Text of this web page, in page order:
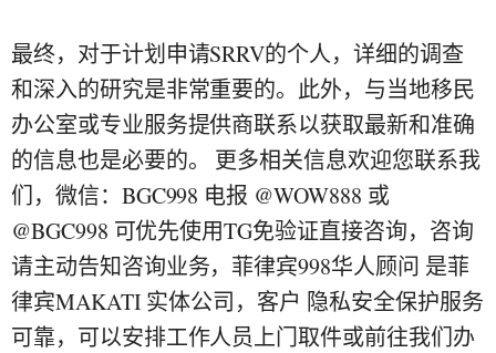
最终，对于计划申请SRRV的个人，详细的调查
和深入的研究是非常重要的。此外，与当地移民
办公室或专业服务提供商联系以获取最新和准确
的信息也是必要的。 更多相关信息欢迎您联系我
们，微信：BGC998 电报 @WOW888 或
@BGC998 可优先使用TG免验证直接咨询，咨询
请主动告知咨询业务，菲律宾998华人顾问 是菲
律宾MAKATI 实体公司，客户 隐私安全保护服务
可靠，可以安排工作人员上门取件或前往我们办